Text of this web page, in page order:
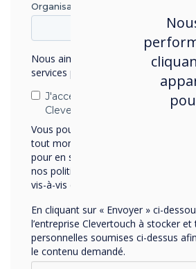
Organisation Name
Nous aimerions vous contacter au
services par e-mail, téléphone ou
J'accepte de recevoir des
Clevertouch.
Vous pouvez vous désabonner de
tout moment. Consultez notre
pour en savoir plus sur nos
nos politiques de confidentialité et
vis-à-vis de la protection et du
En cliquant sur « Envoyer » ci-
l’entreprise Clevertouch à stocker
personnelles soumises ci-dessus
le contenu demandé.